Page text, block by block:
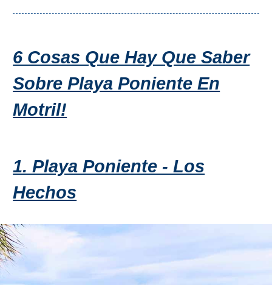
Zahara de la
Setenil de
las Bodegas
OTRAS
➜
Reserva de
6 Cosas Que Hay Que Saber
Sobre Playa Poniente En
Motril!
1. Playa Poniente - Los
Hechos